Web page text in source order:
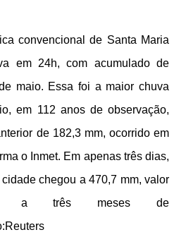
convencional de Santa Maria
em 24h, com acumulado de
maio. Essa foi a maior chuva
em 112 anos de observação,
de 182,3 mm, ocorrido em
o Inmet. Em apenas três dias,
chegou a 470,7 mm, valor
a três meses de